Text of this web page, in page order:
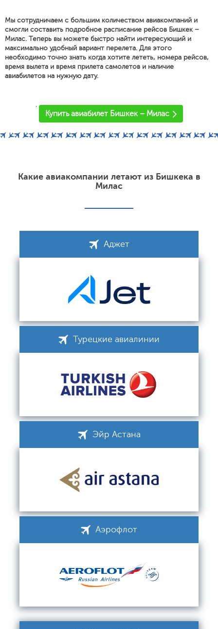
Мы сотрудничаем с большим количеством авиакомпаний и
смогли составить подробное расписание рейсов Бишкек –
Милас. Теперь вы можете быстро найти интересующий и
максимально удобный вариант перелета. Для этого
необходимо точно знать когда хотите лететь, номера рейсов,
время вылета и время прилета самолетов и наличие
авиабилетов на нужную дату.
'
Купить авиабилет Бишкек – Милас
Какие авиакомпании летают из Бишкека в
Милас
Аджет
Турецкие авиалинии
Эйр Астана
Аэрофлот